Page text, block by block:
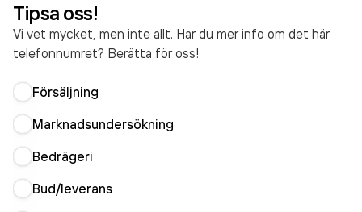
Tipsa oss!
Vi vet mycket, men inte allt. Har du mer info om det här
telefonnumret? Berätta för oss!
Försäljning
Marknadsundersökning
Bedrägeri
Bud/leverans